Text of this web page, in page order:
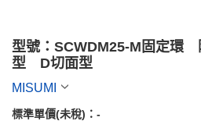
型號：SCWDM25-M固定環
型　D切面型
MISUMI
標準單價(未稅)： -